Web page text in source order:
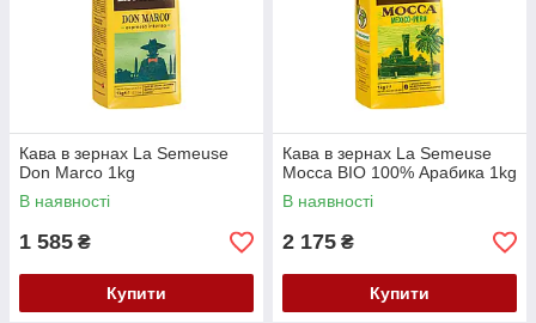
Кава в зернах La Semeuse
Don Marco 1kg
В наявності
1 585 ₴
Купити
Кава в зернах La Semeuse
Mocca BIO 100% Арабика 1kg
В наявності
2 175 ₴
Купити